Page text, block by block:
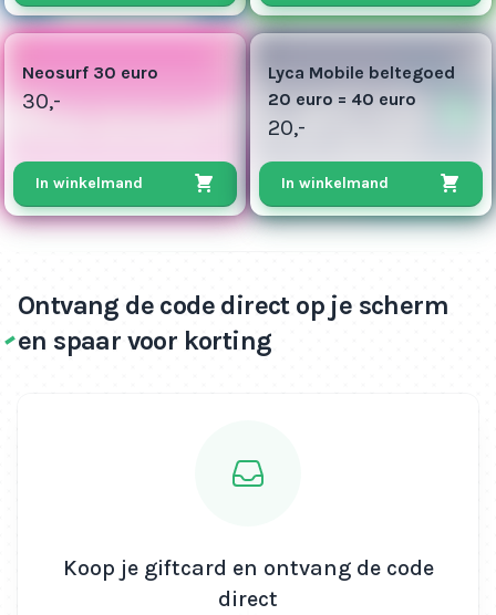
8
Neosurf 30 euro
30,-
In winkelmand
10
Lyca Mobile beltegoed
20 euro = 40 euro
20,-
In winkelmand
Ontvang de code direct op je scherm
en spaar voor korting
Koop je giftcard en ontvang de code
direct